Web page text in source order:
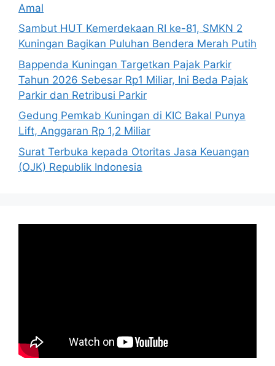
Amal
Sambut HUT Kemerdekaan RI ke-81, SMKN 2
Kuningan Bagikan Puluhan Bendera Merah Putih
Bappenda Kuningan Targetkan Pajak Parkir
Tahun 2026 Sebesar Rp1 Miliar, Ini Beda Pajak
Parkir dan Retribusi Parkir
Gedung Pemkab Kuningan di KIC Bakal Punya
Lift, Anggaran Rp 1,2 Miliar
Surat Terbuka kepada Otoritas Jasa Keuangan
(OJK) Republik Indonesia